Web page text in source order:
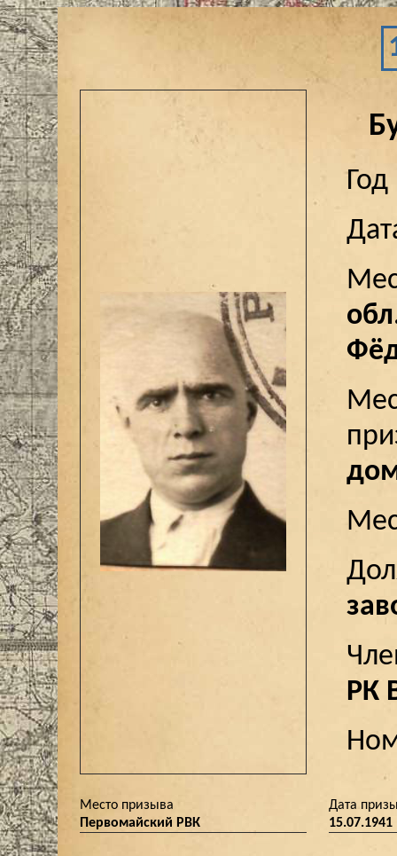
РК
Место призыва
Первомайский РВК
Дата
15.07.1941